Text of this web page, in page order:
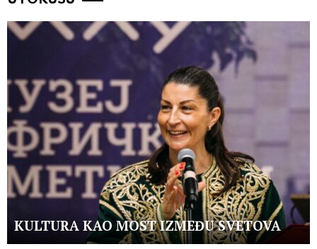
KULTURA KAO MOST IZMEĐU SVETOVA